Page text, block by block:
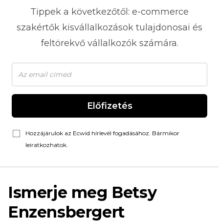
Tippek a következőtől: e-commerce
szakértők kisvállalkozások tulajdonosai és
feltörekvő vállalkozók számára.
Előfizetés
Hozzájárulok az Ecwid hírlevél fogadásához. Bármikor
leiratkozhatok.
Ismerje meg Betsy
Enzensbergert